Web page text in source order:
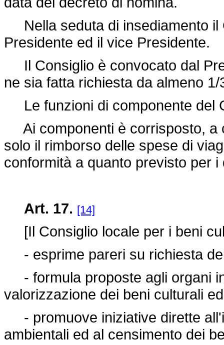
Nella seduta di insediamento il
Presidente ed il vice Presidente.
Il Consiglio è convocato dal
ne sia fatta richiesta da almeno
Le funzioni di componente del
Ai componenti è corrisposto, a
solo il rimborso delle spese di
conformità a quanto previsto per
Art. 17. [14]
[Il Consiglio locale per i beni
- esprime pareri su richiesta
- formula proposte agli organi
valorizzazione dei beni culturali
- promuove iniziative dirette
ambientali ed al censimento dei